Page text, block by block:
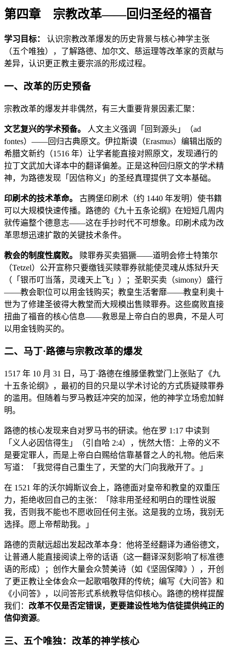
第四章 宗教改革——回归圣经的福音
学习目标：
认识宗教改革爆发的历史背景与核心神学主张
（五个唯独），了解路德、加尔文、慈运理等改革家的贡献与
差异，认识更正教主要宗派的形成过程。
一、改革的历史预备
宗教改革的爆发并非偶然，有三大重要背景因素汇聚：
文艺复兴的学术预备。
人文主义强调「回到源头」（ad
fontes）——回归古典原文。伊拉斯谟（Erasmus）编辑出版的
希腊文新约（1516 年）让学者能直接对照原文，发现通行的
拉丁文武加大译本中的翻译偏差。正是这种回归原文的学术精
神，为路德发现「因信称义」的圣经真理提供了文本基础。
印刷术的技术革命。
古腾堡印刷术（约 1440 年发明）使书籍
可以大规模快速传播。路德的《九十五条论纲》在短短几周内
就传遍整个德意志——这在手抄时代不可想象。印刷术成为改
革思想迅速扩散的关键技术条件。
教会的制度性腐败。
赎罪券买卖猖獗——道明会修士特策尔
（Tetzel）公开宣称只要缴钱买赎罪券就能使灵魂从炼狱升天
（「银币叮当落，灵魂天上飞」）；圣职买卖（simony）盛行
——教会职位可以用金钱购买；教皇生活奢靡——教皇利奥十
世为了修建圣彼得大教堂而大规模出售赎罪券。这些腐败直接
扭曲了福音的核心信息——救恩是上帝白白的恩典，不是人可
以用金钱购买的。
二、马丁·路德与宗教改革的爆发
1517 年 10 月 31 日，马丁·路德在维滕堡教堂门上张贴了《九
十五条论纲》，最初的目的只是以学术讨论的方式质疑赎罪券
的滥用。但随着与罗马教廷冲突的加深，他的神学立场愈加鲜
明。
路德的核心发现来自对罗马书的研读。他在罗 1:17 中读到
「义人必因信得生」（引自哈 2:4），恍然大悟：上帝的义不
是要定罪人，而是上帝白白赐给信靠基督之人的礼物。他后来
写道：「我觉得自己重生了，天堂的大门向我敞开了。」
在 1521 年的沃尔姆斯议会上，路德面对皇帝和教皇的双重压
力，拒绝收回自己的主张：「除非用圣经和明白的理性说服
我，否则我不能也不愿收回任何主张。这是我的立场，我别无
选择。愿上帝帮助我。」
路德的贡献远超出发起改革本身：他将圣经翻译为通俗德文，
让普通人能直接阅读上帝的话语（这一翻译深刻影响了标准德
语的形成）；创作大量会众赞美诗（如《坚固保障》），开创
了更正教让全体会众一起歌唱敬拜的传统；编写《大问答》和
《小问答》，以问答形式系统教导信仰核心。路德的榜样提醒
我们： 改革不仅是否定错误，更要建设性地为信徒提供纯正的
信仰资源。
三、五个唯独：改革的神学核心